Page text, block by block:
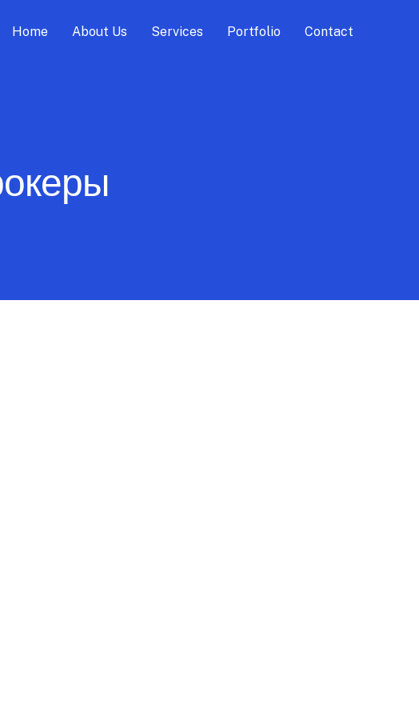
Home About Us Services Portfolio Contact